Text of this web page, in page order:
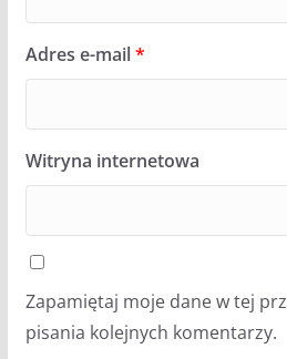
Adres e-mail*
Witryna internetowa
Zapamiętaj moje dane w tej
pisania kolejnych komentarzy.